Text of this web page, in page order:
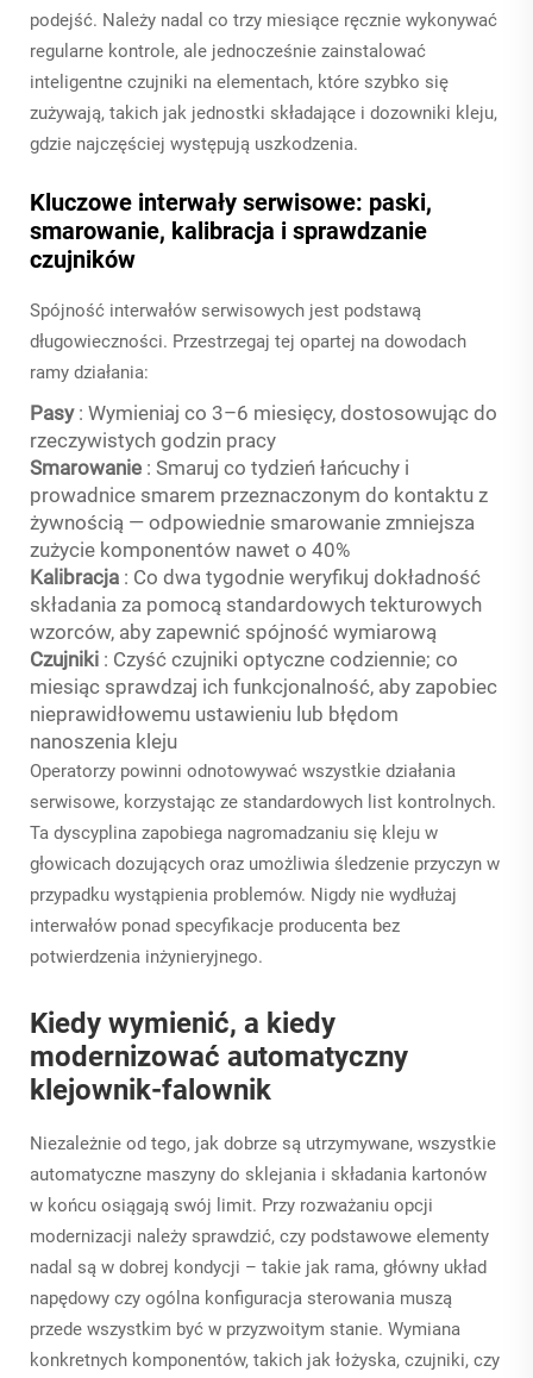
podejść. Należy nadal co trzy miesiące ręcznie wykonywać
regularne kontrole, ale jednocześnie zainstalować
inteligentne czujniki na elementach, które szybko się
zużywają, takich jak jednostki składające i dozowniki kleju,
gdzie najczęściej występują uszkodzenia.
Kluczowe interwały serwisowe: paski,
smarowanie, kalibracja i sprawdzanie
czujników
Spójność interwałów serwisowych jest podstawą
długowieczności. Przestrzegaj tej opartej na dowodach
ramy działania:
Pasy : Wymieniaj co 3–6 miesięcy, dostosowując do
rzeczywistych godzin pracy
Smarowanie : Smaruj co tydzień łańcuchy i
prowadnice smarem przeznaczonym do kontaktu z
żywnością — odpowiednie smarowanie zmniejsza
zużycie komponentów nawet o 40%
Kalibracja : Co dwa tygodnie weryfikuj dokładność
składania za pomocą standardowych tekturowych
wzorców, aby zapewnić spójność wymiarową
Czujniki : Czyść czujniki optyczne codziennie; co
miesiąc sprawdzaj ich funkcjonalność, aby zapobiec
nieprawidłowemu ustawieniu lub błędom
nanoszenia kleju
Operatorzy powinni odnotowywać wszystkie działania
serwisowe, korzystając ze standardowych list kontrolnych.
Ta dyscyplina zapobiega nagromadzaniu się kleju w
głowicach dozujących oraz umożliwia śledzenie przyczyn w
przypadku wystąpienia problemów. Nigdy nie wydłużaj
interwałów ponad specyfikacje producenta bez
potwierdzenia inżynieryjnego.
Kiedy wymienić, a kiedy
modernizować automatyczny
klejownik-falownik
Niezależnie od tego, jak dobrze są utrzymywane, wszystkie
automatyczne maszyny do sklejania i składania kartonów
w końcu osiągają swój limit. Przy rozważaniu opcji
modernizacji należy sprawdzić, czy podstawowe elementy
nadal są w dobrej kondycji – takie jak rama, główny układ
napędowy czy ogólna konfiguracja sterowania muszą
przede wszystkim być w przyzwoitym stanie. Wymiana
konkretnych komponentów, takich jak łożyska, czujniki, czy